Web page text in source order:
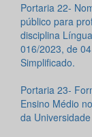
Portaria 22-
público para
disciplina
016/2023, de
Simplificado.
Portaria 23-
Ensino Médio
da